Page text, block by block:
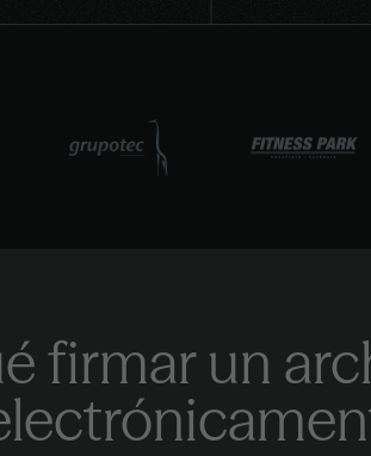
firmar un